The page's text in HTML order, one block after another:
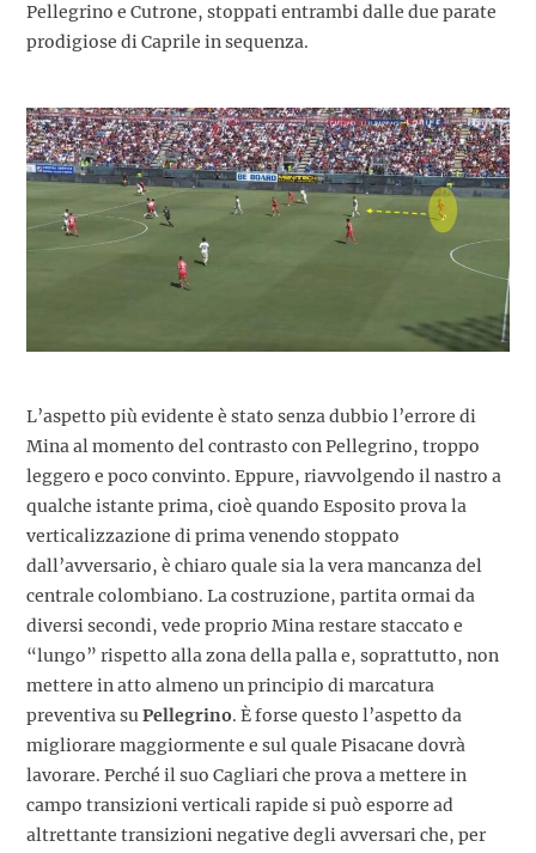
Pellegrino e Cutrone, stoppati entrambi dalle due parate
prodigiose di Caprile in sequenza.
L’aspetto più evidente è stato senza dubbio l’errore di
Mina al momento del contrasto con Pellegrino, troppo
leggero e poco convinto. Eppure, riavvolgendo il nastro a
qualche istante prima, cioè quando Esposito prova la
verticalizzazione di prima venendo stoppato
dall’avversario, è chiaro quale sia la vera mancanza del
centrale colombiano. La costruzione, partita ormai da
diversi secondi, vede proprio Mina restare staccato e
“lungo” rispetto alla zona della palla e, soprattutto, non
mettere in atto almeno un principio di marcatura
preventiva suPellegrino. È forse questo l’aspetto da
migliorare maggiormente e sul quale Pisacane dovrà
lavorare. Perché il suo Cagliari che prova a mettere in
campo transizioni verticali rapide si può esporre ad
altrettante transizioni negative degli avversari che, per